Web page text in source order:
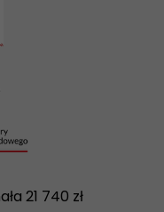
21 740 zł